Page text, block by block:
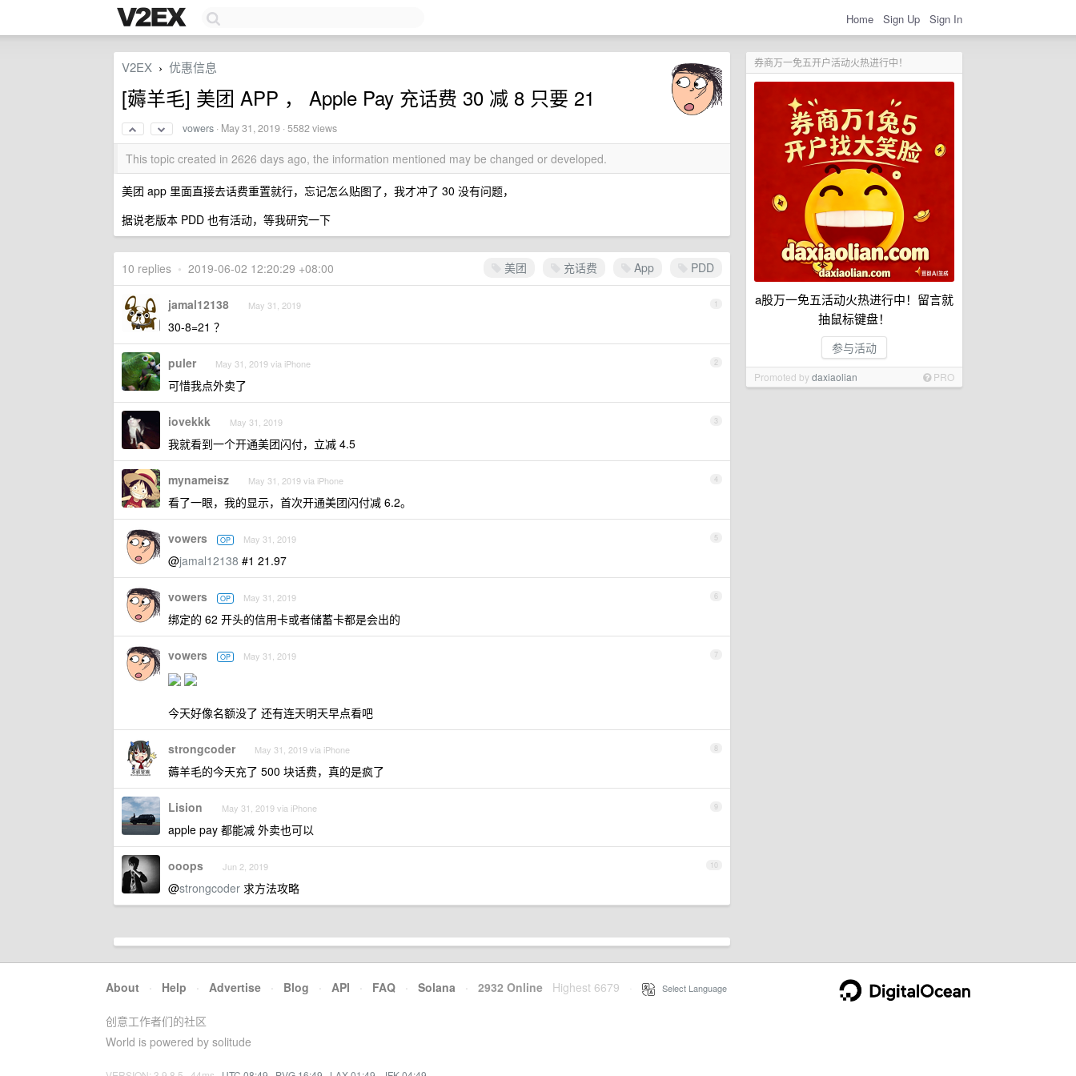
Home Sign Up Sign In
券商万一免五开户活动火热进行中！
a股万一免五活动火热进行中！留言就
抽鼠标键盘！
参与活动
Promoted bydaxiaolian PRO
V2EX › 优惠信息
[薅羊毛] 美团 APP ， Apple Pay 充话费 30 减 8 只要 21
vowers · May 31, 2019 · 5582 views
This topic created in 2626 days ago, the information mentioned may be changed or developed.
美团 app 里面直接去话费重置就行，忘记怎么贴图了，我才冲了 30 没有问题，
据说老版本 PDD 也有活动，等我研究一下
美团 充话费 App PDD
10 replies • 2019-06-02 12:20:29 +08:00
1
jamal12138 May 31, 2019
30-8=21 ？
2
puler May 31, 2019 via iPhone
可惜我点外卖了
3
iovekkk May 31, 2019
我就看到一个开通美团闪付，立减 4.5
4
mynameisz May 31, 2019 via iPhone
看了一眼，我的显示，首次开通美团闪付减 6.2。
5
vowers OP May 31, 2019
@jamal12138 #1 21.97
6
vowers OP May 31, 2019
绑定的 62 开头的信用卡或者储蓄卡都是会出的
7
vowers OP May 31, 2019
今天好像名额没了 还有连天明天早点看吧
8
strongcoder May 31, 2019 via iPhone
薅羊毛的今天充了 500 块话费，真的是疯了
9
Lision May 31, 2019 via iPhone
apple pay 都能减 外卖也可以
10
ooops Jun 2, 2019
@strongcoder 求方法攻略
About · Help · Advertise · Blog · API · FAQ · Solana · 2932 Online Highest 6679 Select Language
创意工作者们的社区
World is powered by solitude